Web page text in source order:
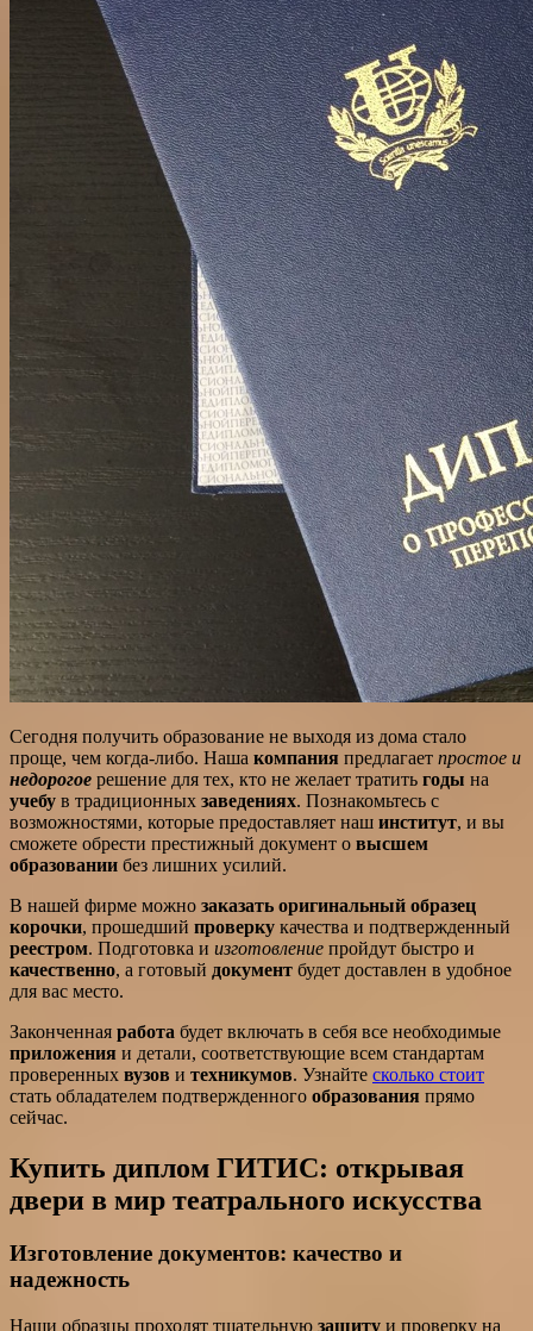
Сегодня получить образование не выходя из дома стало
проще, чем когда-либо. Наша компания предлагает простое и
недорогое решение для тех, кто не желает тратить годы на
учебу в традиционных заведениях. Познакомьтесь с
возможностями, которые предоставляет наш институт, и вы
сможете обрести престижный документ о высшем
образовании без лишних усилий.
В нашей фирме можно заказать оригинальный образец
корочки, прошедший проверку качества и подтвержденный
реестром. Подготовка и изготовление пройдут быстро и
качественно, а готовый документ будет доставлен в удобное
для вас место.
Законченная работа будет включать в себя все необходимые
приложения и детали, соответствующие всем стандартам
проверенных вузов и техникумов. Узнайте сколько стоит
стать обладателем подтвержденного образования прямо
сейчас.
Купить диплом ГИТИС: открывая
двери в мир театрального искусства
Изготовление документов: качество и
надежность
Наши образцы проходят тщательную защиту и проверку на